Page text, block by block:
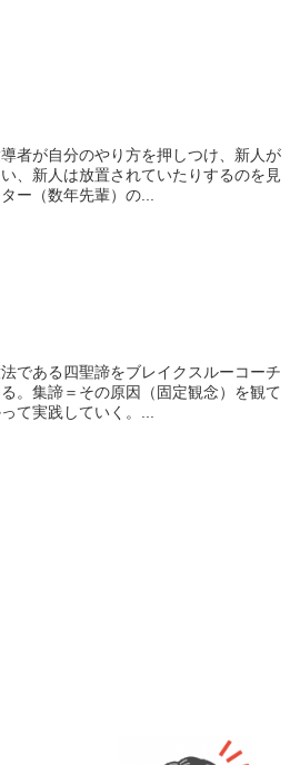
者が自分のやり方を押しつけ、新人が
、新人は放置されていたりするのを見
ー（数年先輩）の...
である四聖諦をブレイクスルーコーチ
。集諦＝その原因（固定観念）を観て
て実践していく。...